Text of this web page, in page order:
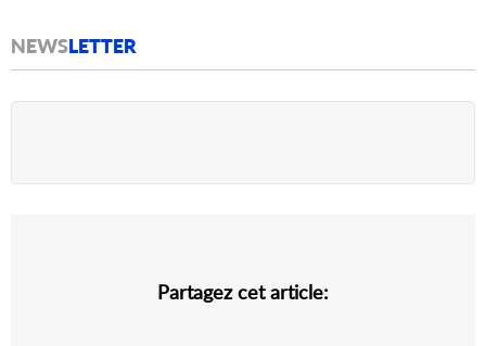
NEWSLETTER
Partagez cet article: